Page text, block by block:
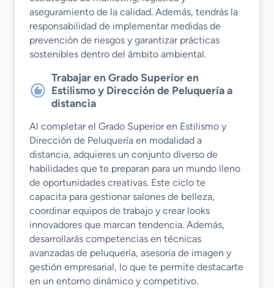
aseguramiento de la calidad. Además, tendrás la
responsabilidad de implementar medidas de
prevención de riesgos y garantizar prácticas
sostenibles dentro del ámbito ambiental.
Trabajar en Grado Superior en
Estilismo y Dirección de Peluquería a
distancia
Al completar el Grado Superior en Estilismo y
Dirección de Peluquería en modalidad a
distancia, adquieres un conjunto diverso de
habilidades que te preparan para un mundo lleno
de oportunidades creativas. Este ciclo te
capacita para gestionar salones de belleza,
coordinar equipos de trabajo y crear looks
innovadores que marcan tendencia. Además,
desarrollarás competencias en técnicas
avanzadas de peluquería, asesoría de imagen y
gestión empresarial, lo que te permite destacarte
en un entorno dinámico y competitivo.